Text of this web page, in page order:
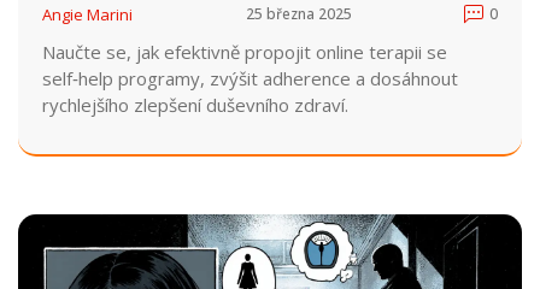
Angie Marini 25 března 2025 0
Naučte se, jak efektivně propojit online terapii se
self‑help programy, zvýšit adherence a dosáhnout
rychlejšího zlepšení duševního zdraví.